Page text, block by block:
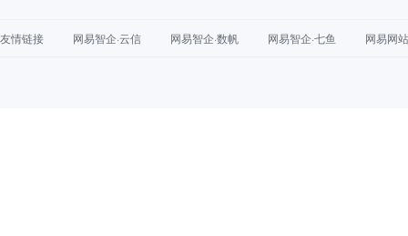
友情链接 网易智企·云信 网易智企·数帆 网易智企·七鱼 网易网